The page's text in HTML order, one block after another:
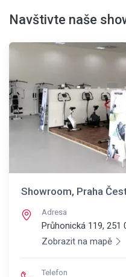
Navštivte naše
Showroom, Praha
Adresa
Průhonická 119, 251
Zobrazit na mapě
Telefon